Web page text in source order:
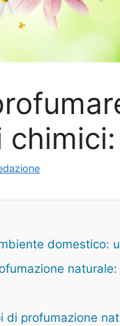
domestico:
di profumazione